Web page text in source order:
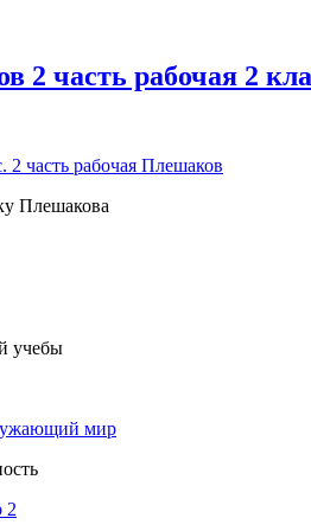
2 часть рабочая 2
часть рабочая Плешаков
Плешакова
учебы
мир
2